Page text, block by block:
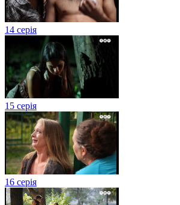
14 серія
15 серія
16 серія